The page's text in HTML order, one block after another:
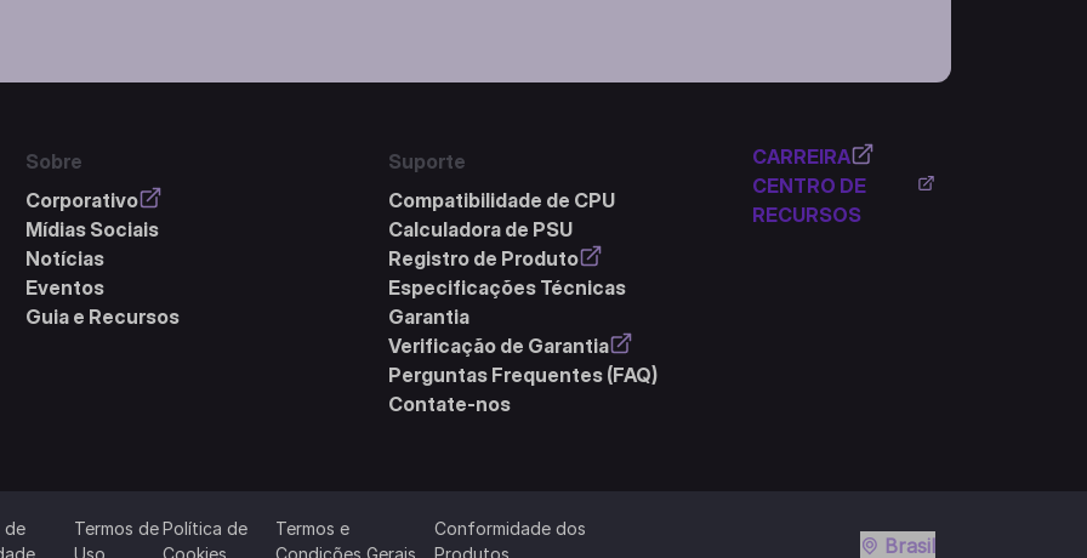
Sobre
Corporativo
Mídias Sociais
Notícias
Eventos
Guia e Recursos
Suporte
Compatibilidade de CPU
Calculadora de PSU
Registro de Produto
Especificações Técnicas
Garantia
Verificação de Garantia
Perguntas Frequentes (FAQ)
Contate-nos
CARREIRA
CENTRO DE
RECURSOS
de
Termos dePolítica de
Termos e
Conformidade dos
Brasil